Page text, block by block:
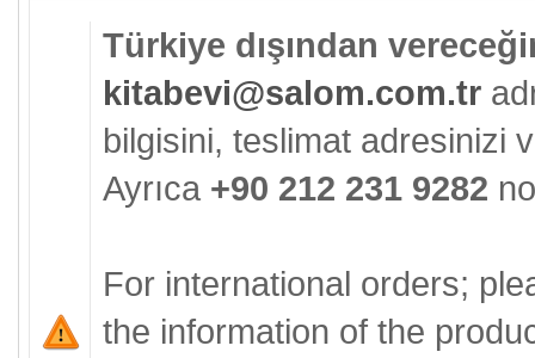
Türkiye dışından
kitabevi@salom.com.tr
bilgisini, teslimat adresinizi
Ayrıca +90 212 231 9282
For international orders;
the information of the